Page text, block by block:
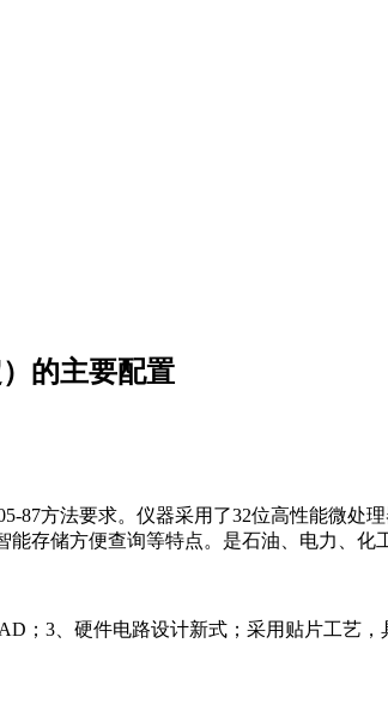
的主要配置
87方法要求。仪器采用了32位高性能微
存储方便查询等特点。是石油、电力、化
；3、硬件电路设计新式；采用贴片工艺